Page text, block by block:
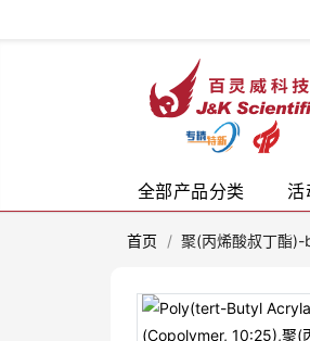
全部产品分类 活
首页 / 聚(丙烯酸叔丁酯